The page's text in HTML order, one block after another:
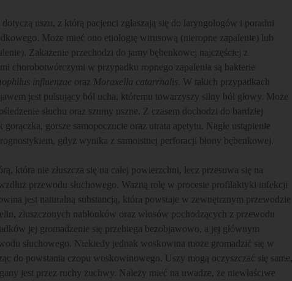
uszu, z którą pacjenci zgłaszają się do laryngologów i poradni
Może mieć ono etiologię wirusową (nieropne zapalenie) lub
Zakażenie przechodzi do jamy bębenkowej najczęściej z
chorobotwórczymi w przypadku ropnego zapalenia są bakterie
influenzae oraz Moraxella catarrhalis . W takich przypadkach
jest pulsujący ból ucha, któremu towarzyszy silny ból głowy. Może
słuchu oraz szumy uszne. Z czasem dochodzi do bardziej
gorsze samopoczucie oraz utrata apetytu. Nagłe ustąpienie
gdyż wynika z samoistnej perforacji błony bębenkowej.
która nie złuszcza się na całej powierzchni, lecz przesuwa się na
przewodu słuchowego. Ważną rolę w procesie profilaktyki infekcji
jest naturalną substancją, która powstaje w zewnętrznym przewodzie
złuszczonych nabłonków oraz włosów pochodzących z przewodu
jej gromadzenie się przebiega bezobjawowo, a jej głównym
słuchowego. Niekiedy jednak woskowina może gromadzić się w
do powstania czopu woskowinowego. Uszy mogą oczyszczać się same,
jest przez ruchy żuchwy. Należy mieć na uwadze, że niewłaściwe